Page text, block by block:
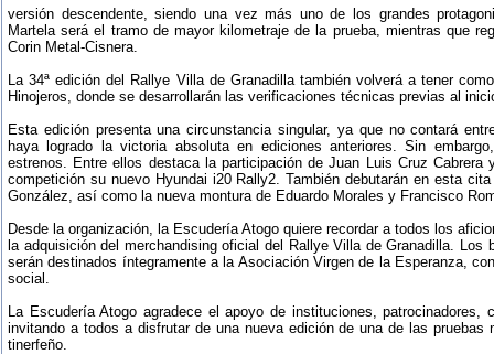
versión descendente, siendo una vez más uno de los grandes
Martela será el tramo de mayor kilometraje de la prueba, mientras que
Corin Metal-Cisnera.
La 34ª edición del Rallye Villa de Granadilla también volverá a tener
Hinojeros, donde se desarrollarán las verificaciones técnicas previas al
Esta edición presenta una circunstancia singular, ya que no contará
haya logrado la victoria absoluta en ediciones anteriores. Sin
estrenos. Entre ellos destaca la participación de Juan Luis Cruz Cabrera
competición su nuevo Hyundai i20 Rally2. También debutarán en esta
González, así como la nueva montura de Eduardo Morales y Francisco
Desde la organización, la Escudería Atogo quiere recordar a todos los
la adquisición del merchandising oficial del Rallye Villa de Granadilla. Los
serán destinados íntegramente a la Asociación Virgen de la Esperanza,
social.
La Escudería Atogo agradece el apoyo de instituciones, patrocinadores,
invitando a todos a disfrutar de una nueva edición de una de las pruebas
tinerfeño.